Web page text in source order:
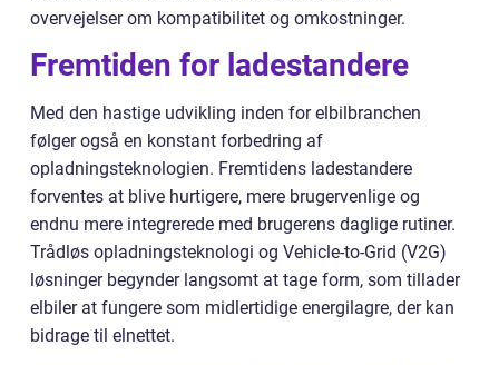
overvejelser om kompatibilitet og omkostninger.
Fremtiden for ladestandere
Med den hastige udvikling inden for elbilbranchen
følger også en konstant forbedring af
opladningsteknologien. Fremtidens ladestandere
forventes at blive hurtigere, mere brugervenlige og
endnu mere integrerede med brugerens daglige rutiner.
Trådløs opladningsteknologi og Vehicle-to-Grid (V2G)
løsninger begynder langsomt at tage form, som tillader
elbiler at fungere som midlertidige energilagre, der kan
bidrage til elnettet.